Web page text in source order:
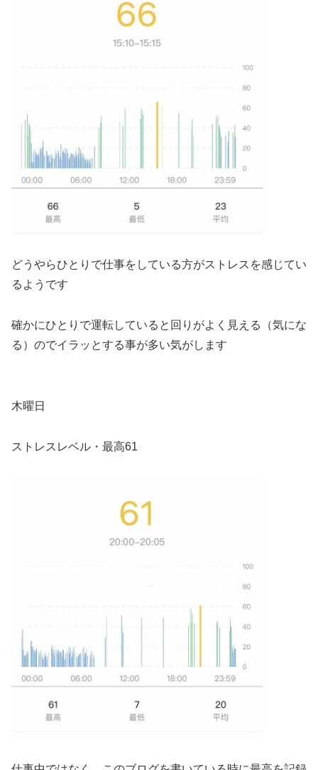
どうやらひとりで仕事をしている方がストレスを感じてい
るようです
確かにひとりで運転していると回りがよく見える（気にな
る）のでイラッとする事が多い気がします
木曜日
ストレスレベル・最高61